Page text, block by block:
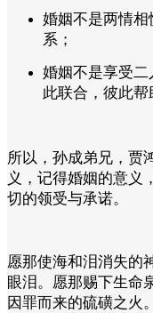
婚姻不是两情
系；
婚姻不是享受
此联合，彼此帮
所以，孙成弟兄，贾
义，记得婚姻的意义
切的领受与承诺。
愿那使海和泪消失的
眼泪。愿那赐下生命
因罪而来的硫磺之火